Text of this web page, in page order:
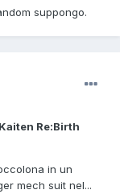
suppongo.
Re:Birth
in un
mech suit nel...